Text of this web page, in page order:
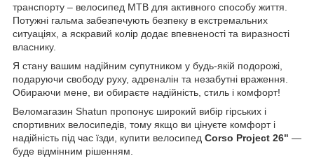
транспорту – велосипед MTB для активного способу життя.
Потужні гальма забезпечують безпеку в екстремальних
ситуаціях, а яскравий колір додає впевненості та виразності
власнику.
Я стану вашим надійним супутником у будь-якій подорожі,
подаруючи свободу руху, адреналін та незабутні враження.
Обираючи мене, ви обираєте надійність, стиль і комфорт!
Веломагазин Shatun пропонує широкий вибір гірських і
спортивних велосипедів, тому якщо ви цінуєте комфорт і
надійність під час їзди, купити велосипед Corso Project 26" —
буде відмінним рішенням.